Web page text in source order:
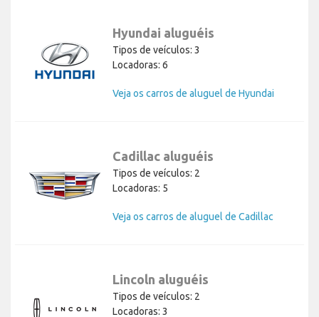
Hyundai aluguéis
Tipos de veículos: 3
Locadoras: 6
Veja os carros de aluguel de Hyundai
Cadillac aluguéis
Tipos de veículos: 2
Locadoras: 5
Veja os carros de aluguel de Cadillac
Lincoln aluguéis
Tipos de veículos: 2
Locadoras: 3